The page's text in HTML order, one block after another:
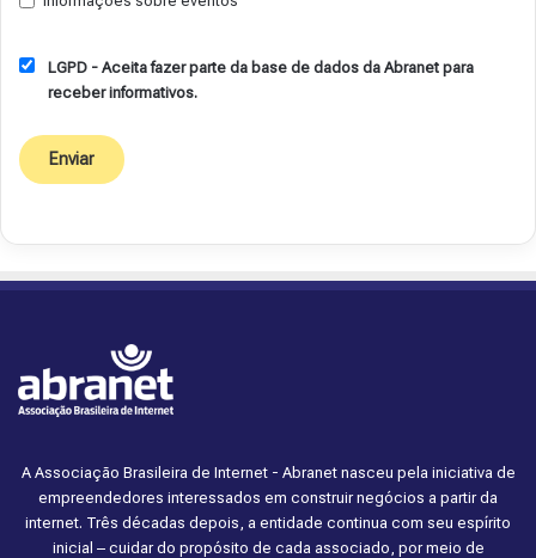
LGPD - Aceita fazer parte da base de dados da Abranet para
receber informativos.
A Associação Brasileira de Internet - Abranet nasceu pela iniciativa de
empreendedores interessados em construir negócios a partir da
internet. Três décadas depois, a entidade continua com seu espírito
inicial – cuidar do propósito de cada associado, por meio de